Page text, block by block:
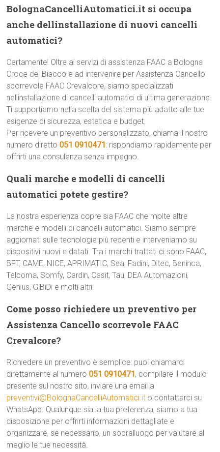
BolognaCancelliAutomatici.it si occupa
anche dellinstallazione di nuovi cancelli
automatici?
Certamente! Oltre ai servizi di assistenza FAAC a Bologna
Croce del Biacco e ad intervenire per Assistenza Cancello
scorrevole FAAC Crevalcore, siamo specializzati
nellinstallazione di cancelli automatici di ultima generazione.
Ti supportiamo nella scelta del sistema più adatto alle tue
esigenze di sicurezza, estetica e budget.
Per ricevere un preventivo personalizzato, chiama il nostro
numero diretto051 0910471: rispondiamo rapidamente per
offrirti una consulenza senza impegno.
Quali marche e modelli di cancelli
automatici potete gestire?
La nostra esperienza copre sia FAAC che molte altre
marche e modelli di cancelli automatici. Siamo sempre
aggiornati sulle tecnologie più recenti e interveniamo su
dispositivi nuovi e datati. Tra i marchi trattati ci sono FAAC,
BFT, CAME, NICE, APRIMATIC, Sea, Fadini, Ditec, Beninca,
Telcoma, Somfy, Cardin, Casit, Tau, DEA Automazioni,
Genius, GiBiDi e molti altri.
Come posso richiedere un preventivo per
Assistenza Cancello scorrevole FAAC
Crevalcore?
Richiedere un preventivo è semplice: puoi chiamarci
direttamente al numero051 0910471, compilare il modulo
presente sul nostro sito, inviare una email a
preventivi@BolognaCancelliAutomatici.it o contattarci su
WhatsApp. Qualunque sia la tua preferenza, siamo a tua
disposizione per offrirti informazioni dettagliate e
organizzare, se necessario, un sopralluogo per valutare al
meglio le tue necessità.